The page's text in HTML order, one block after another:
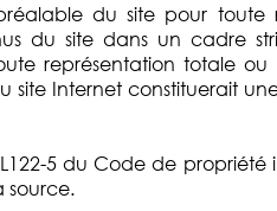
du site pour
du site dans un cadre
représentation totale
site Internet constituerait
5 du Code de
source.